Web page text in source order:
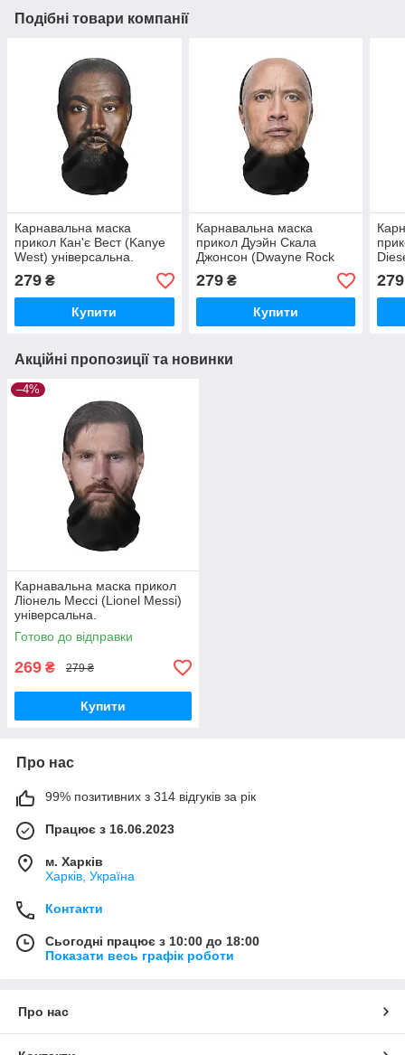
Подібні товари компанії
Карнавальна маска
прикол Кан'є Вест (Kanye
West) універсальна.
279 ₴
Купити
Карнавальна маска
прикол Дуэйн Скала
Джонсон (Dwayne Rock
279₴
Купити
279
Акційні пропозиції та новинки
–4%
Карнавальна маска прикол
Ліонель Мессі (Lionel Messi)
універсальна.
Готово до відправки
269 ₴ 279 ₴
Купити
Про нас
99% позитивних з 314 відгуків за рік
Працює з 16.06.2023
м. Харків
Харків, Україна
Контакти
Сьогодні працює з 10:00 до 18:00
Показати весь графік роботи
Про нас